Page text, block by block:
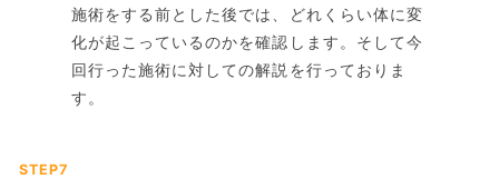
施術をする前とした後では、どれくらい体に変
化が起こっているのかを確認します。そして今
回行った施術に対しての解説を行っておりま
す。
STEP7